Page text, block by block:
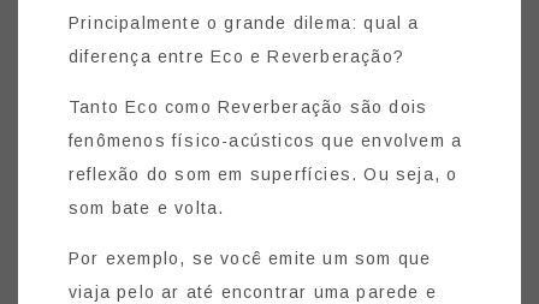
Principalmente o grande dilema: qual a
diferença entre Eco e Reverberação?
Tanto Eco como Reverberação são dois
fenômenos físico-acústicos que envolvem a
reflexão do som em superfícies. Ou seja, o
som bate e volta.
Por exemplo, se você emite um som que
viaja pelo ar até encontrar uma parede e